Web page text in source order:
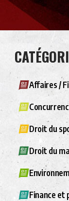
Affaires /
Droit du
Droit du
Finance et